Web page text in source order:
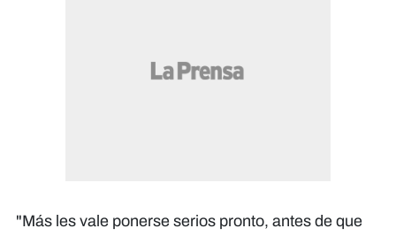
"Más les vale ponerse serios pronto, antes de que